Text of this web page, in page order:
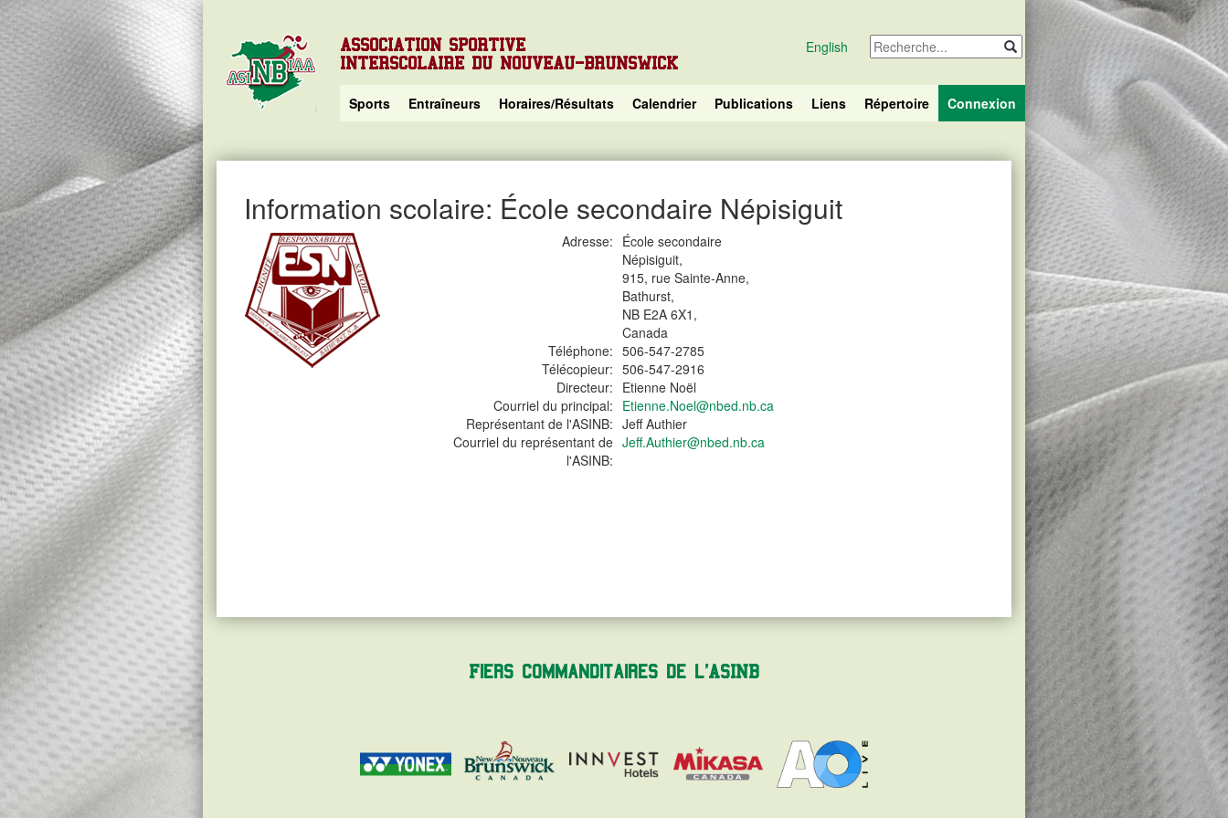
ASSOCIATION SPORTIVE
INTERSCOLAIRE DU NOUVEAU-BRUNSWICK
English
Sports Entraîneurs Horaires/Résultats Calendrier Publications Liens Répertoire Connexion
Information scolaire: École secondaire Népisiguit
Adresse: École secondaire
Népisiguit,
915, rue Sainte-Anne,
Bathurst,
NB E2A 6X1,
Canada
Téléphone: 506-547-2785
Télécopieur: 506-547-2916
Directeur: Etienne Noël
Courriel du principal: Etienne.Noel@nbed.nb.ca
Représentant de l'ASINB: Jeff Authier
Courriel du représentant de
l'ASINB:
Jeff.Authier@nbed.nb.ca
Fiers commanditaires de l'ASINB